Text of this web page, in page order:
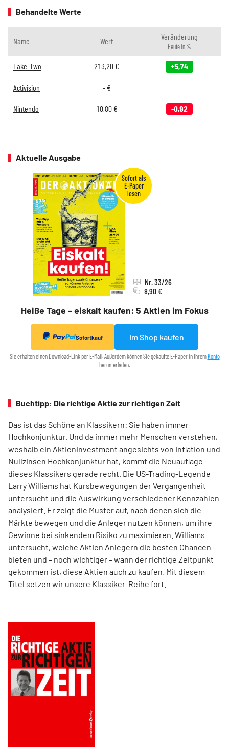
Behandelte Werte
Name Wert Veränderung
Heute in %
Take-Two 213,20 € +5,74
Activision -€
Nintendo 10,80€ -0,92
Aktuelle Ausgabe
Heiße Tage – eiskalt kaufen: 5 Aktien im Fokus
Nr. 33/26
8,90 €
Sofortkauf Im Shop kaufen
Sie erhalten einen Download-Link per E-Mail. Außerdem können Sie gekaufte E-Paper in Ihrem Konto
herunterladen.
Buchtipp: Die richtige Aktie zur richtigen Zeit
Das ist das Schöne an Klassikern: Sie haben immer
Hochkonjunktur. Und da immer mehr Menschen verstehen,
weshalb ein Aktieninvestment angesichts von Inflation und
Nullzinsen Hochkonjunktur hat, kommt die Neuauflage
dieses Klassikers gerade recht. Die US-Trading-Legende
Larry Williams hat Kursbewegungen der Vergangenheit
untersucht und die Auswirkung verschiedener Kennzahlen
analysiert. Er zeigt die Muster auf, nach denen sich die
Märkte bewegen und die Anleger nutzen können, um ihre
Gewinne bei sinkendem Risiko zu maximieren. Williams
untersucht, welche Aktien Anlegern die besten Chancen
bieten und – noch wichtiger – wann der richtige Zeitpunkt
gekommen ist, diese Aktien auch zu kaufen. Mit diesem
Titel setzen wir unsere Klassiker-Reihe fort.